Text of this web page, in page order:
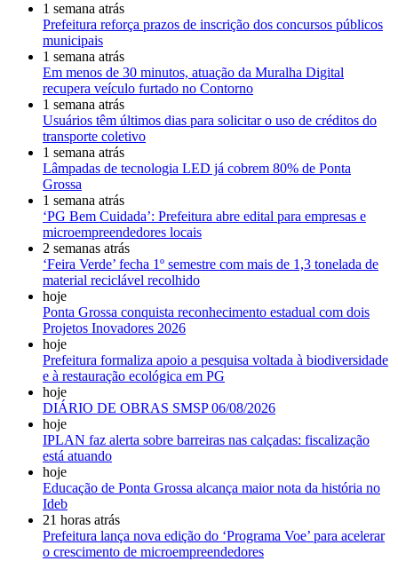
1 semana atrás
Prefeitura reforça prazos de inscrição dos concursos públicos
municipais
1 semana atrás
Em menos de 30 minutos, atuação da Muralha Digital
recupera veículo furtado no Contorno
1 semana atrás
Usuários têm últimos dias para solicitar o uso de créditos do
transporte coletivo
1 semana atrás
Lâmpadas de tecnologia LED já cobrem 80% de Ponta
Grossa
1 semana atrás
‘PG Bem Cuidada’: Prefeitura abre edital para empresas e
microempreendedores locais
2 semanas atrás
‘Feira Verde’ fecha 1º semestre com mais de 1,3 tonelada de
material reciclável recolhido
hoje
Ponta Grossa conquista reconhecimento estadual com dois
Projetos Inovadores 2026
hoje
Prefeitura formaliza apoio a pesquisa voltada à biodiversidade
e à restauração ecológica em PG
hoje
DIÁRIO DE OBRAS SMSP 06/08/2026
hoje
IPLAN faz alerta sobre barreiras nas calçadas: fiscalização
está atuando
hoje
Educação de Ponta Grossa alcança maior nota da história no
Ideb
21 horas atrás
Prefeitura lança nova edição do ‘Programa Voe’ para acelerar
o crescimento de microempreendedores